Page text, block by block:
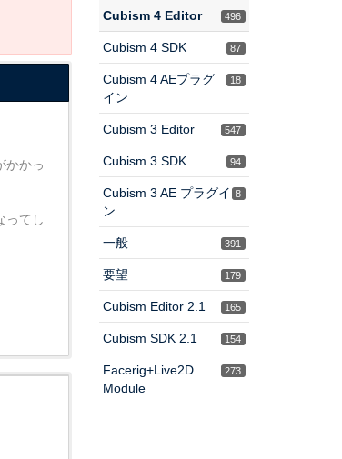
かかっ
ってし
496
Cubism 4 Editor
87
Cubism 4 SDK
18
Cubism 4 AEプラグ
イン
547
Cubism 3 Editor
94
Cubism 3 SDK
8
Cubism 3 AE プラグイ
ン
391
一般
179
要望
165
Cubism Editor 2.1
154
Cubism SDK 2.1
273
Facerig+Live2D
Module